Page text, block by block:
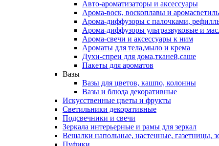
Авто-ароматизаторы и аксессуары
Арома-воск, воскоплавы и
Арома-диффузоры с палочками,
Арома-диффузоры ультразвуковые и
Арома-свечи и аксессуары к ним
Ароматы для тела,мыло и крема
Духи-спреи для дома,тканей,саше
Пакеты для ароматов
Вазы
Вазы для цветов, кашпо, колонны
Вазы и блюда декоративные
Искусственные цветы и фрукты
Светильники декоративные
Подсвечники и свечи
Зеркала интерьерные и рамы для зеркал
Вешалки напольные, настенные, газетницы,
Пуфики